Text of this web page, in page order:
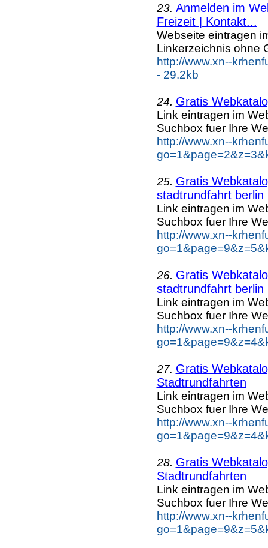
23. Anmelden im
Freizeit | Kontakt...
Webseite eintragen
Linkerzeichnis ohne
http://www.xn--
- 29.2kb
24. Gratis
Link eintragen im
Suchbox fuer Ihre
http://www.xn--
25. Gratis
stadtrundfahrt berlin
Link eintragen im
Suchbox fuer Ihre
http://www.xn--
26. Gratis
stadtrundfahrt berlin
Link eintragen im
Suchbox fuer Ihre
http://www.xn--
27. Gratis
Stadtrundfahrten
Link eintragen im
Suchbox fuer Ihre
http://www.xn--
28. Gratis
Stadtrundfahrten
Link eintragen im
Suchbox fuer Ihre
http://www.xn--